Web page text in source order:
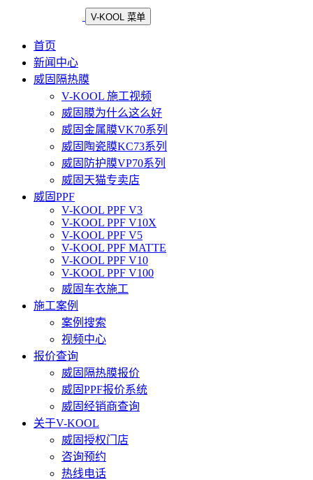
V-KOOL 菜单
首页
新闻中心
威固隔热膜
V-KOOL 施工视频
威固膜为什么这么好
威固金属膜VK70系列
威固陶瓷膜KC73系列
威固防护膜VP70系列
威固天猫专卖店
威固PPF
V-KOOL PPF V3
V-KOOL PPF V10X
V-KOOL PPF V5
V-KOOL PPF MATTE
V-KOOL PPF V10
V-KOOL PPF V100
威固车衣施工
施工案例
案例搜索
视频中心
报价查询
威固隔热膜报价
威固PPF报价系统
威固经销商查询
关于V-KOOL
威固授权门店
咨询预约
热线电话